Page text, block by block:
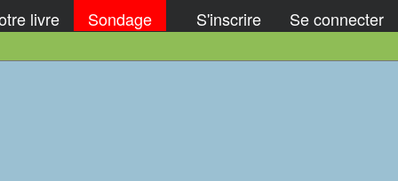
livre Sondage S'inscrire Se connecter